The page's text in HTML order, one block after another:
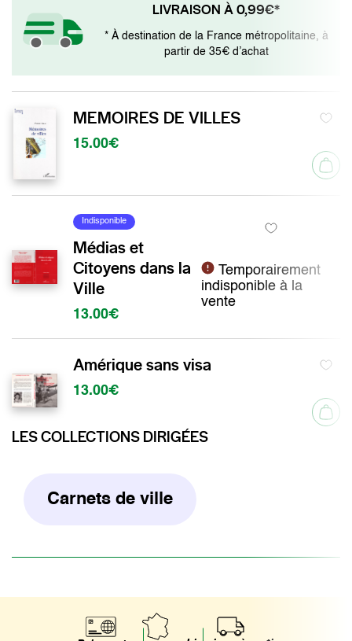
LIVRAISON À 0,99€*
* À destination de la France métropolitaine, à
partir de 35€ d’achat
MEMOIRES DE VILLES
15.00€
Indisponible
Médias et
Citoyens dans la
Ville
13.00€
Temporairement
indisponible à la
vente
Amérique sans visa
13.00€
LES COLLECTIONS DIRIGÉES
Carnets de ville